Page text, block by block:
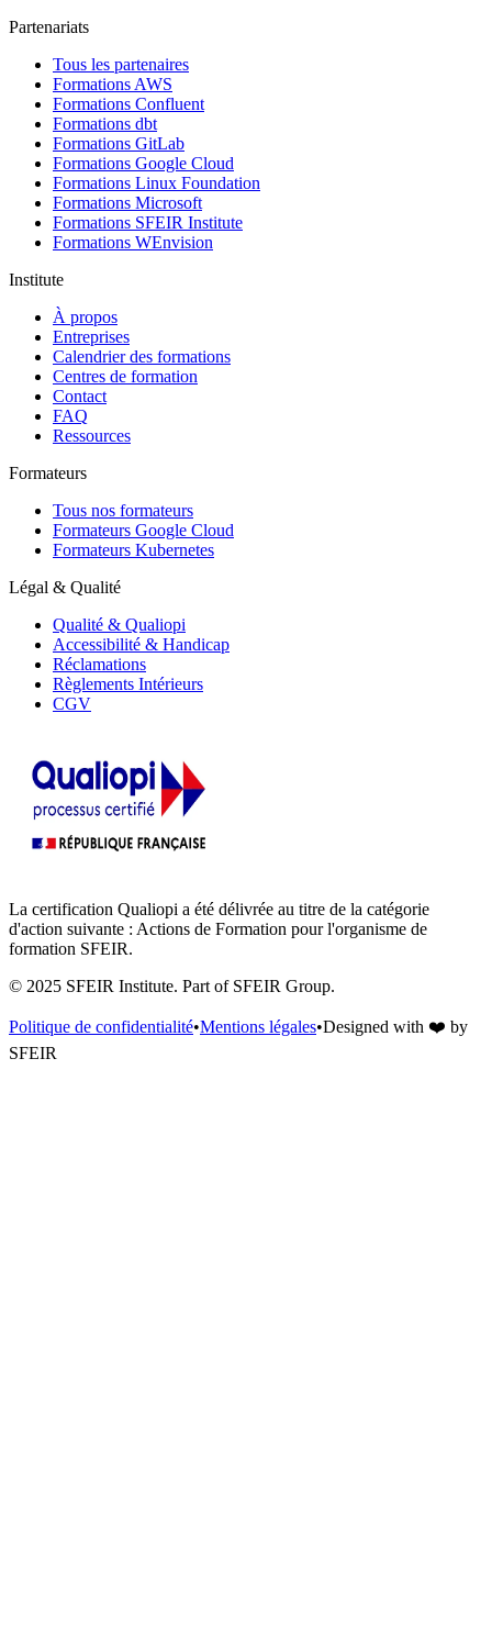
Partenariats
Tous les partenaires
Formations AWS
Formations Confluent
Formations dbt
Formations GitLab
Formations Google Cloud
Formations Linux Foundation
Formations Microsoft
Formations SFEIR Institute
Formations WEnvision
Institute
À propos
Entreprises
Calendrier des formations
Centres de formation
Contact
FAQ
Ressources
Formateurs
Tous nos formateurs
Formateurs Google Cloud
Formateurs Kubernetes
Légal & Qualité
Qualité & Qualiopi
Accessibilité & Handicap
Réclamations
Règlements Intérieurs
CGV
La certification Qualiopi a été délivrée au titre de la catégorie
d'action suivante : Actions de Formation pour l'organisme de
formation SFEIR.
© 2025 SFEIR Institute. Part of SFEIR Group.
Politique de confidentialité•Mentions légales•Designed with ❤️ by
SFEIR